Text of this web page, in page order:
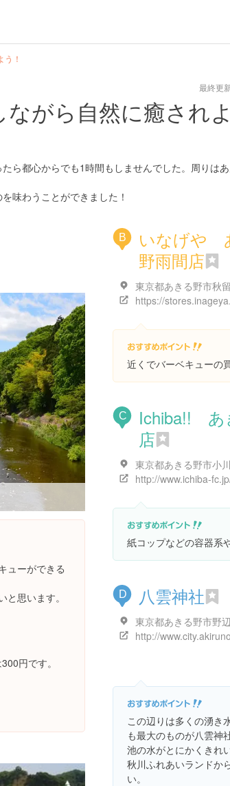
！
最終更
がら自然に癒されよ
ら都心からでも1時間もしませんでした。周りは
味わうことができました！
ューができる
思います。
円です。
B
いなげや
野雨間店
東京都あきる野市秋
近くでバーベキューの
C
Ichiba!! あ
店
東京都あきる野市小
紙コップなどの容器系
D 八雲神社
東京都あきる野市野
この辺りは多くの湧き
も最大のものが八雲神
池の水がとにかくきれ
秋川ふれあいランドか
い。